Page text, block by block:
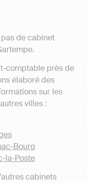
de cabinet
comptable près de
élaboré des
sur les
villes :
Bourg
la-Poste
cabinets